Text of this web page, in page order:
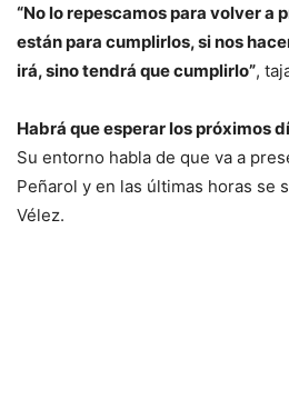
“No lo repescamos para volver a
están para cumplirlos, si nos
irá, sino tendrá que cumplirlo”,
Habrá que esperar los próximos
Su entorno habla de que va a
Peñarol y en las últimas horas se
Vélez.